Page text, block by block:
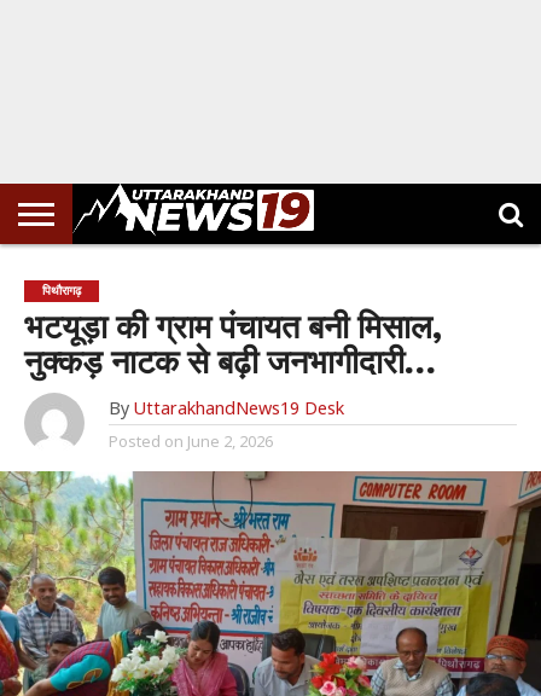
पिथौरागढ़
भटयूड़ा की ग्राम पंचायत बनी मिसाल,
नुक्कड़ नाटक से बढ़ी जनभागीदारी…
By UttarakhandNews19 Desk
Posted on June 2, 2026